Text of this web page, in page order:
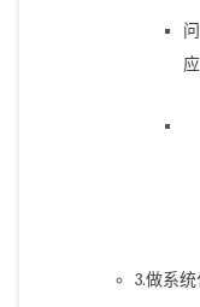
3.做系